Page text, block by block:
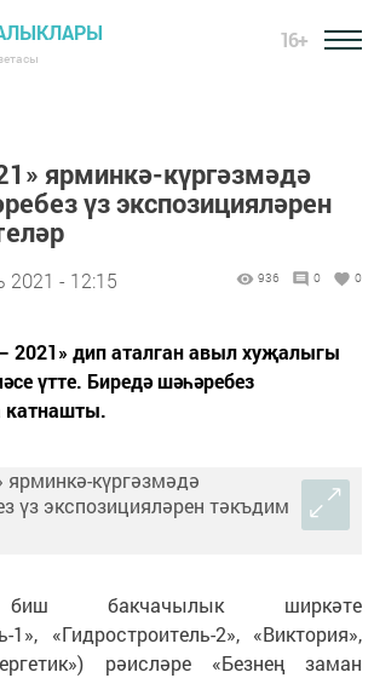
16+
ярминкә-күргәзмәдә
үз экспозицияләрен
2021 - 12:15 936 0 0
2021» дип аталган авыл хуҗалыгы
үтте. Биредә шәһәребез
катнашты.
биш бакчачылык ширкәте
1», «Гидростроитель-2», «Виктория»,
рәисләре «Безнең заман